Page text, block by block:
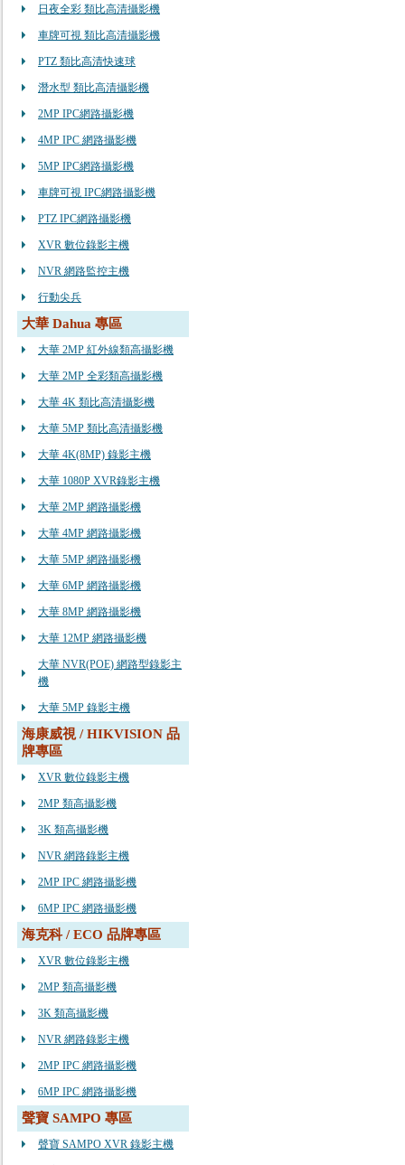
日夜全彩 類比高清攝影機
車牌可視 類比高清攝影機
PTZ 類比高清快速球
潛水型 類比高清攝影機
2MP IPC網路攝影機
4MP IPC 網路攝影機
5MP IPC網路攝影機
車牌可視 IPC網路攝影機
PTZ IPC網路攝影機
XVR 數位錄影主機
NVR 網路監控主機
行動尖兵
大華 Dahua 專區
大華 2MP 紅外線類高攝影機
大華 2MP 全彩類高攝影機
大華 4K 類比高清攝影機
大華 5MP 類比高清攝影機
大華 4K(8MP) 錄影主機
大華 1080P XVR錄影主機
大華 2MP 網路攝影機
大華 4MP 網路攝影機
大華 5MP 網路攝影機
大華 6MP 網路攝影機
大華 8MP 網路攝影機
大華 12MP 網路攝影機
大華 NVR(POE) 網路型錄影主
機
大華 5MP 錄影主機
海康威視 / HIKVISION 品
牌專區
XVR 數位錄影主機
2MP 類高攝影機
3K 類高攝影機
NVR 網路錄影主機
2MP IPC 網路攝影機
6MP IPC 網路攝影機
海克科 / ECO 品牌專區
XVR 數位錄影主機
2MP 類高攝影機
3K 類高攝影機
NVR 網路錄影主機
2MP IPC 網路攝影機
6MP IPC 網路攝影機
聲寶 SAMPO 專區
聲寶 SAMPO XVR 錄影主機